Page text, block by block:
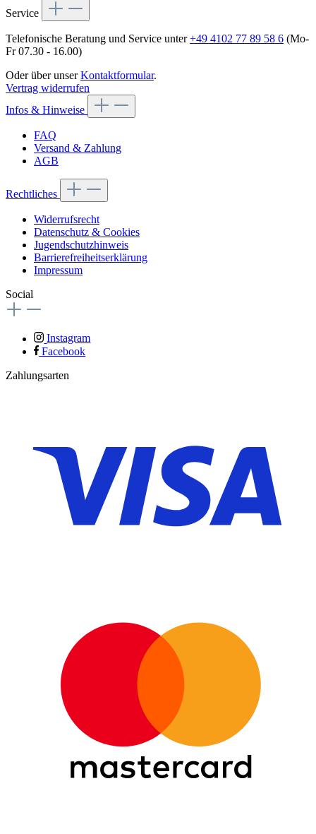
Service
Telefonische Beratung und Service unter+49 4102 77 89 58 6 (Mo-
Fr 07.30 - 16.00)
Oder über unserKontaktformular.
Vertrag widerrufen
Infos & Hinweise
FAQ
Versand & Zahlung
AGB
Rechtliches
Widerrufsrecht
Datenschutz & Cookies
Jugendschutzhinweis
Barrierefreiheitserklärung
Impressum
Social
Instagram
Facebook
Zahlungsarten